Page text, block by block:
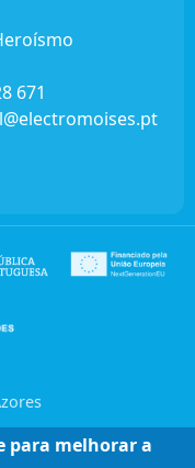
671
para melhorar a